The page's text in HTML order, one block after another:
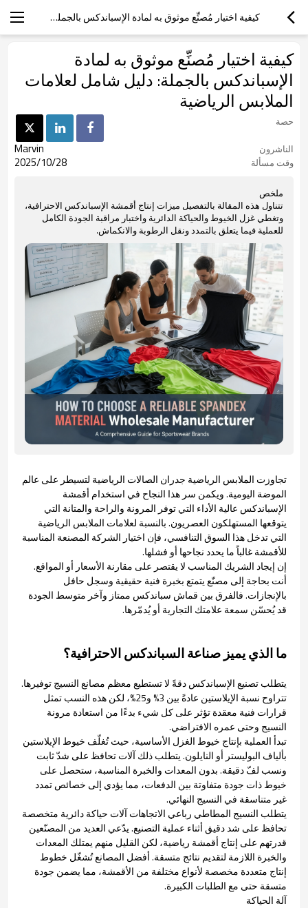
كيفية اختيار مُصنِّع موثوق به لمادة الإسباندكس بالجملة: دليل شامل لعلامات الملابس الرياضية
كيفية اختيار مُصنِّع موثوق به لمادة
الإسباندكس بالجملة: دليل شامل لعلامات
الملابس الرياضية
حصة
الناشرون
Marvin
وقت مسألة 2025/10/28
ملخص
تتناول هذه المقالة بالتفصيل ميزات إنتاج أقمشة الإسباندكس الاحترافية،
وتغطي غزل الخيوط والحياكة الدائرية واختبار مراقبة الجودة الكامل
للعملية فيما يتعلق بالتمدد ونقل الرطوبة والانكماش.
تجاوزت الملابس الرياضية جدران الصالات الرياضية لتسيطر على عالم
الموضة اليومية. ويكمن سر هذا النجاح في استخدام أقمشة
الإسباندكس عالية الأداء التي توفر المرونة والراحة والمتانة التي
يتوقعها المستهلكون العصريون. بالنسبة لعلامات الملابس الرياضية
التي تدخل هذا السوق التنافسي، فإن اختيار الشركة المصنعة المناسبة
للأقمشة غالباً ما يحدد نجاحها أو فشلها.
إن إيجاد الشريك المناسب لا يقتصر على مقارنة الأسعار أو المواقع.
أنت بحاجة إلى مصنّع يتمتع بخبرة فنية حقيقية وسجل حافل
بالإنجازات. فالفرق بين قماش سباندكس ممتاز وآخر متوسط الجودة
قد يُحسّن سمعة علامتك التجارية أو يُدمّرها.
ما الذي يميز صناعة السباندكس الاحترافية؟
يتطلب تصنيع الإسباندكس دقةً لا تستطيع معظم مصانع النسيج توفيرها.
تتراوح نسبة الإيلاستين عادةً بين 3% و25%، لكن هذه النسب تمثل
قرارات فنية معقدة تؤثر على كل شيء بدءًا من استعادة مرونة
النسيج وحتى عمره الافتراضي.
تبدأ العملية بإنتاج خيوط الغزل الأساسية، حيث تُغلّف خيوط الإيلاستين
بألياف البوليستر أو النايلون. يتطلب ذلك آلات تحافظ على شدّ ثابت
ونسب لفّ دقيقة. بدون المعدات والخبرة المناسبة، ستحصل على
خيوط ذات جودة متفاوتة بين الدفعات، مما يؤدي إلى خصائص تمدد
غير متناسقة في النسيج النهائي.
يتطلب النسيج المطاطي رباعي الاتجاهات آلات حياكة دائرية متخصصة
تحافظ على شد دقيق أثناء عملية التصنيع. يدّعي العديد من المصنّعين
قدرتهم على إنتاج أقمشة رياضية، لكن القليل منهم يمتلك المعدات
والخبرة اللازمة لتقديم نتائج متسقة. أفضل المصانع تُشغّل خطوط
إنتاج متعددة مخصصة لأنواع مختلفة من الأقمشة، مما يضمن جودة
متسقة حتى مع الطلبات الكبيرة.
آلة الحياكة